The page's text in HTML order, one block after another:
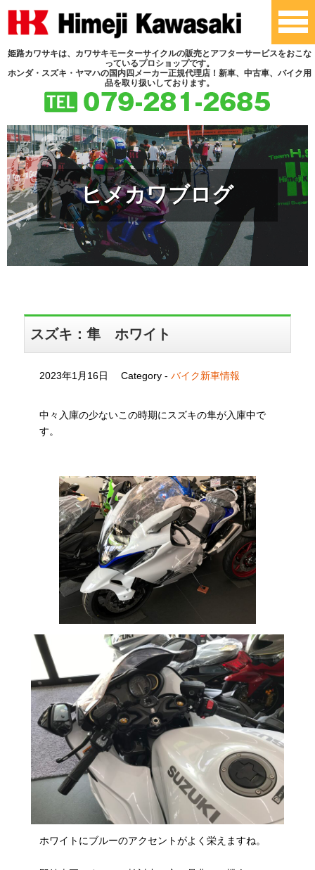
姫路カワサキは、カワサキモーターサイクルの販売とアフターサービスをおこな
っているプロショップです。
ホンダ・スズキ・ヤマハの国内四メーカー正規代理店！新車、中古車、バイク用
品を取り扱いしております。
ヒメカワブログ
スズキ：隼 ホワイト
2023年1月16日 Category -バイク新車情報
中々入庫の少ないこの時期にスズキの隼が入庫中で
す。
ホワイトにブルーのアクセントがよく栄えますね。